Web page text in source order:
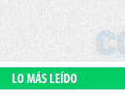
LO MÁS LEÍDO